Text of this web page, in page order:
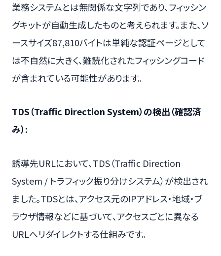
業務システムとは無関係な文字列であり、フィッシン
グキットが自動生成したものと考えられます。また、ソ
ースサイズ87,810バイトは単純な認証ページとして
は不自然に大きく、難読化されたフィッシングコード
が含まれている可能性があります。
TDS（Traffic Direction System）の検出（確認済
み）:
誘導先URLにおいて、TDS（Traffic Direction
System / トラフィック振り分けシステム）が検出され
ました。TDSとは、アクセス元のIPアドレス・地域・ブ
ラウザ情報などに基づいて、アクセスごとに異なる
URLへリダイレクトする仕組みです。